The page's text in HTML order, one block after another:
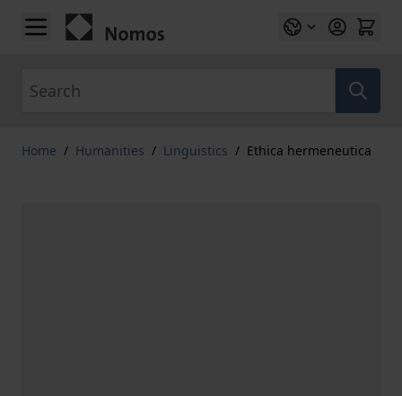
Skip to Content
Home / Humanities / Linguistics / Ethica hermeneutica